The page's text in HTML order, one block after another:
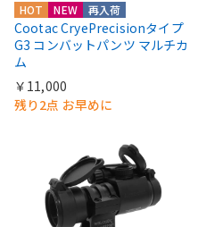
HOT NEW 再入荷
Cootac CryePrecisionタイプ
G3 コンバットパンツ マルチカ
ム
￥11,000
残り2点 お早めに